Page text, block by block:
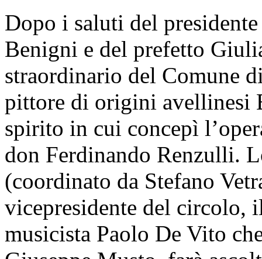
Dopo i saluti del
Benigni e del prefetto
straordinario del Comune
pittore di origini avellinesi
spirito in cui concepì
don Ferdinando Renzulli.
(coordinato da Stefano
vicepresidente del circolo,
musicista Paolo De Vito